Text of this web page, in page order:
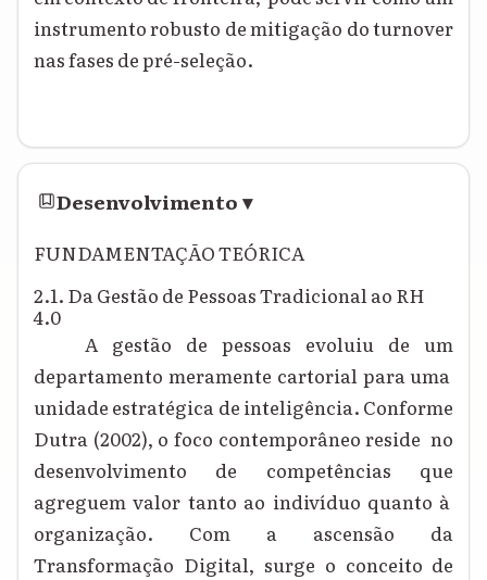
instrumento robusto de mitigação do turnover
nas fases de pré-seleção.
Desenvolvimento▾
FUNDAMENTAÇÃO TEÓRICA
2.1. Da Gestão de Pessoas Tradicional ao RH
4.0
A gestão de pessoas evoluiu de um
departamento meramente cartorial para uma
unidade estratégica de inteligência. Conforme
Dutra (2002), o foco contemporâneo reside no
desenvolvimento de competências que
agreguem valor tanto ao indivíduo quanto à
organização. Com a ascensão da
Transformação Digital, surge o conceito de